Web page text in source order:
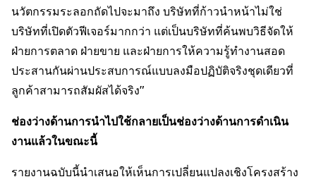
นวัตกรรมระลอกถัดไปจะมาถึง บริษัทที่ก้าวนำหน้าไม่ใช่
บริษัทที่เปิดตัวฟีเจอร์มากกว่า แต่เป็นบริษัทที่ค้นพบวิธีจัดให้
ฝ่ายการตลาด ฝ่ายขาย และฝ่ายการให้ความรู้ทำงานสอด
ประสานกันผ่านประสบการณ์แบบลงมือปฏิบัติจริงชุดเดียวที่
ลูกค้าสามารถสัมผัสได้จริง"
ช่องว่างด้านการนำไปใช้กลายเป็นช่องว่างด้านการดำเนิน
งานแล้วในขณะนี้
รายงานฉบับนี้นำเสนอให้เห็นการเปลี่ยนแปลงเชิงโครงสร้าง